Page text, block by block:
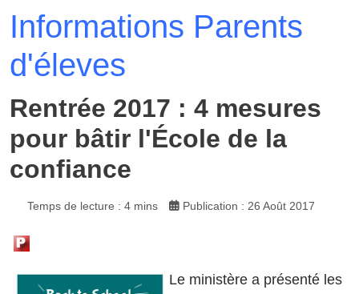
Informations Parents
d'éleves
Rentrée 2017 : 4 mesures
pour bâtir l'École de la
confiance
Temps de lecture : 4 mins Publication : 26 Août 2017
Le ministère a présenté les